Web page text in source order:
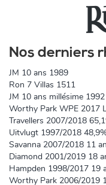
Nos derniers
JM 10 ans 1989
Ron 7 Villas 1511
JM 10 ans millésime 1992
Worthy Park WPE 2017
Travellers 2007/2018
Uitvlugt 1997/2018
Savanna 2007/2018 11
Diamond 2001/2019 18
Hampden 1998/2017 19
Worthy Park 2006/2019